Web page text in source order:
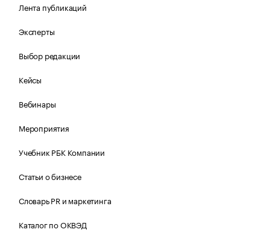
Лента публикаций
Эксперты
Выбор редакции
Кейсы
Вебинары
Мероприятия
Учебник РБК Компании
Статьи о бизнесе
Словарь PR и маркетинга
Каталог по ОКВЭД